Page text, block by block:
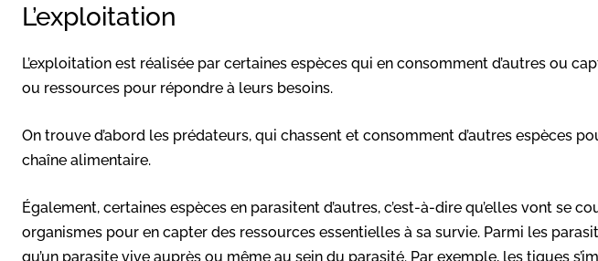
L’exploitation
L’exploitation est réalisée par certaines espèces qui en consomment d’autres ou
ou ressources pour répondre à leurs besoins.
On trouve d’abord les prédateurs, qui chassent et consomment d’autres espèces
chaîne alimentaire.
Également, certaines espèces en parasitent d’autres, c’est-à-dire qu’elles vont se
organismes pour en capter des ressources essentielles à sa survie. Parmi les
qu’un parasite vive auprès ou même au sein du parasité. Par exemple, les tiques